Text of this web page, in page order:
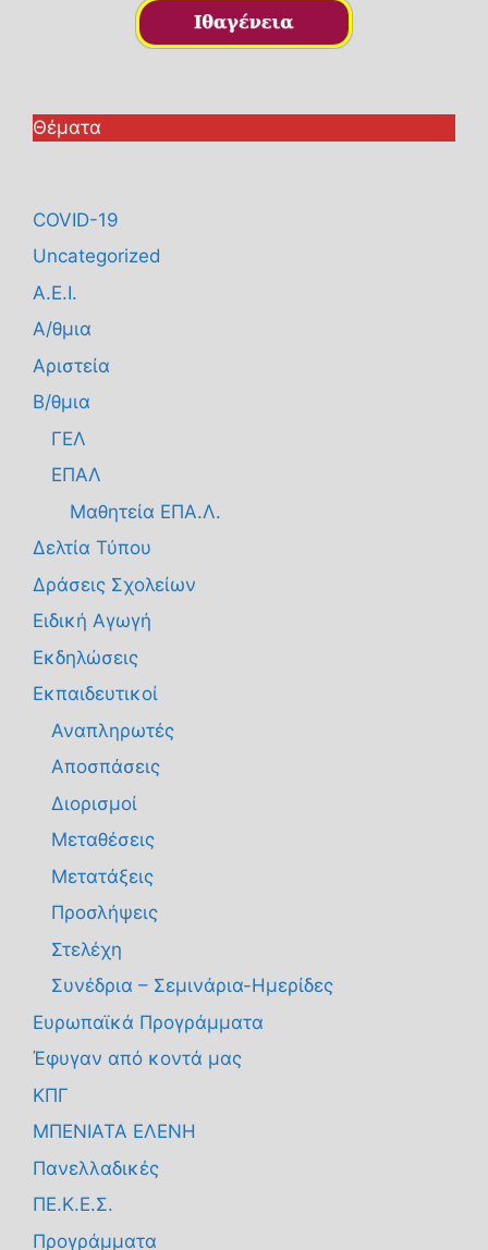
Θέματα
COVID-19
Uncategorized
Α.Ε.Ι.
Α/θμια
Αριστεία
Β/θμια
ΓΕΛ
ΕΠΑΛ
Μαθητεία ΕΠΑ.Λ.
Δελτία Τύπου
Δράσεις Σχολείων
Ειδική Αγωγή
Εκδηλώσεις
Εκπαιδευτικοί
Αναπληρωτές
Αποσπάσεις
Διορισμοί
Μεταθέσεις
Μετατάξεις
Προσλήψεις
Στελέχη
Συνέδρια – Σεμινάρια-Ημερίδες
Ευρωπαϊκά Προγράμματα
Έφυγαν από κοντά μας
ΚΠΓ
ΜΠΕΝΙΑΤΑ ΕΛΕΝΗ
Πανελλαδικές
ΠΕ.Κ.Ε.Σ.
Προγράμματα